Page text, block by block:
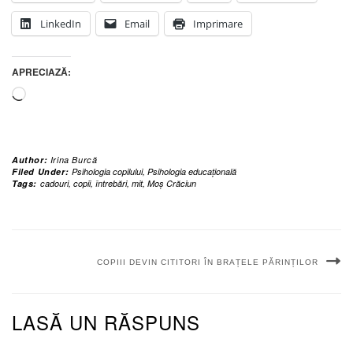
LinkedIn Email Imprimare
APRECIAZĂ:
Încarc...
Author: Irina Burcă
Filed Under: Psihologia copilului, Psihologia educațională
Tags: cadouri, copii, întrebări, mit, Moș Crăciun
COPIII DEVIN CITITORI ÎN BRAȚELE PĂRINȚILOR
LASĂ UN RĂSPUNS